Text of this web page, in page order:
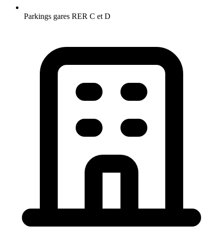
Parkings gares RER C et D